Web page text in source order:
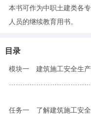
本书可作为中职土建类各
人员的继续教育用书。
目录
模块一 建筑施工安全生
任务一 了解建筑施工